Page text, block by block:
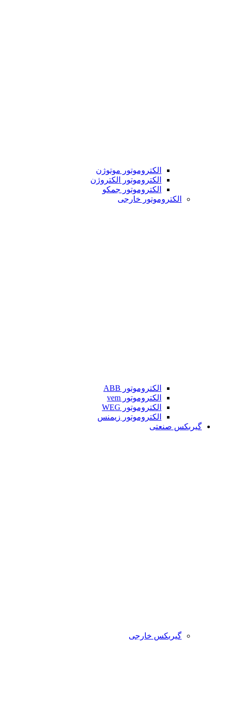
الکتروموتور موتوژن
الکتروموتور الکتروژن
الکتروموتور جمکو
الکتروموتور خارجی
الکتروموتور ABB
الکتروموتور vem
الکتروموتور WEG
الکتروموتور زیمنس
گیربکس صنعتی
گیربکس خارجی